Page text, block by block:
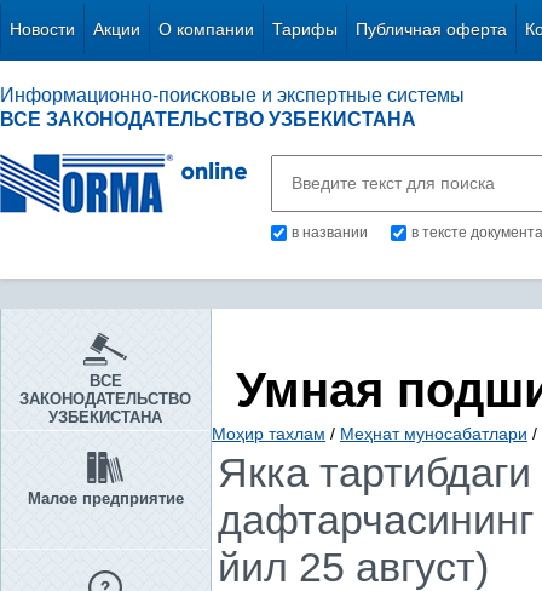
Новости Акции О компании Тарифы Публичная оферта
Информационно-поисковые и экспертные системы
ВСЕ ЗАКОНОДАТЕЛЬСТВО УЗБЕКИСТАНА
в названии в тексте документа
ВСЕ
ЗАКОНОДАТЕЛЬСТВО
УЗБЕКИСТАНА
Малое предприятие
Умная
Моҳир тахлам / Меҳнат муносабатлари /
Якка
йил 25 август)